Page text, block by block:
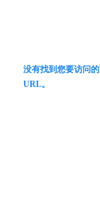
没有找到您要访问
URL。